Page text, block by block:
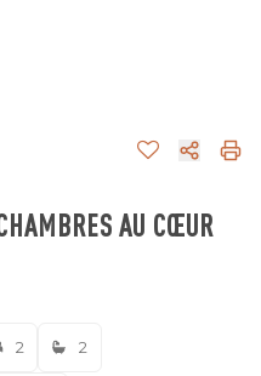
AU CŒUR
2 2